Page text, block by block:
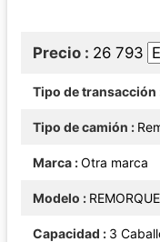
Precio 26 793
Tipo de transacción
Tipo de camión
Marca Otra marca
Modelo REMORQUE
Capacidad 3